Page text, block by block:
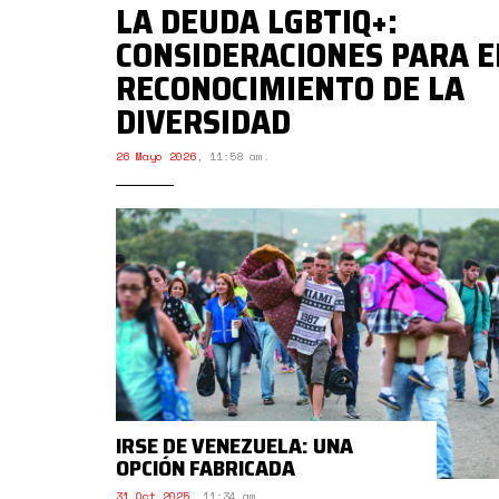
LA DEUDA LGBTIQ+:
CONSIDERACIONES PARA
RECONOCIMIENTO DE LA
DIVERSIDAD
26 Mayo 2026, 11:58 am.
IRSE DE VENEZUELA: UNA
OPCIÓN FABRICADA